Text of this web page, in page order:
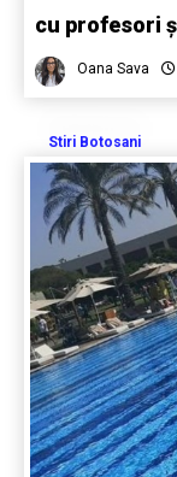
cu profesori
Oana Sava
Stiri Botosani